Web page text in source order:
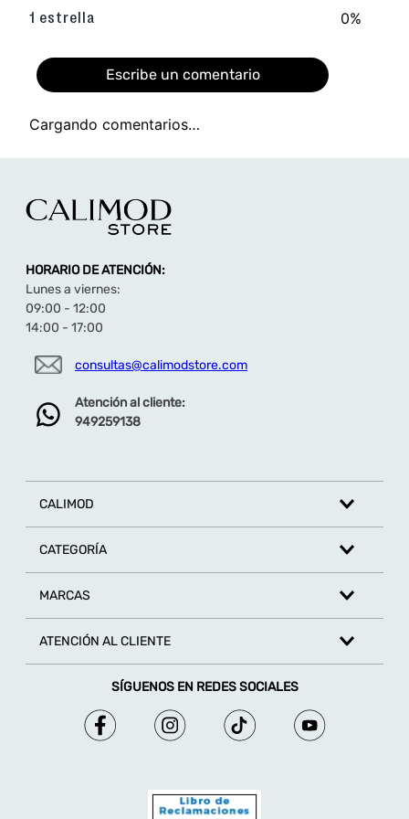
1 estrella 0%
Escribe un comentario
Título
Califica el producto de 1 a 5 estrellas
★★
Tu nombre
Dirección de email
Escribe un comentario
ENVIAR COMENTARIO
Cargando comentarios…
HORARIO DE ATENCIÓN:
Lunes a viernes:
09:00 - 12:00
14:00 - 17:00
consultas@calimodstore.com
Atención al cliente:
949259138
CALIMOD
CATEGORÍA
MARCAS
ATENCIÓN AL CLIENTE
SÍGUENOS EN REDES SOCIALES